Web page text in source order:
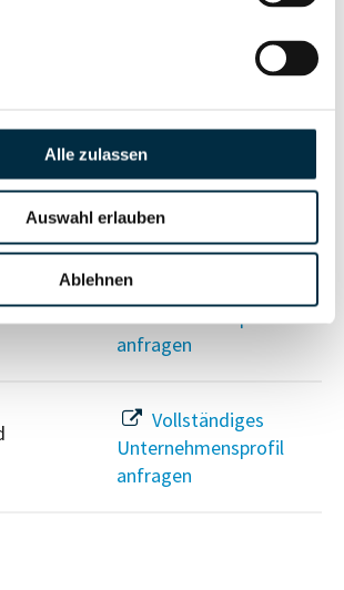
Alle zulassen
Auswahl erlauben
Ablehnen
Unternehmensprofil
anfragen
anfragen
Vollständiges
Unternehmensprofil
anfragen